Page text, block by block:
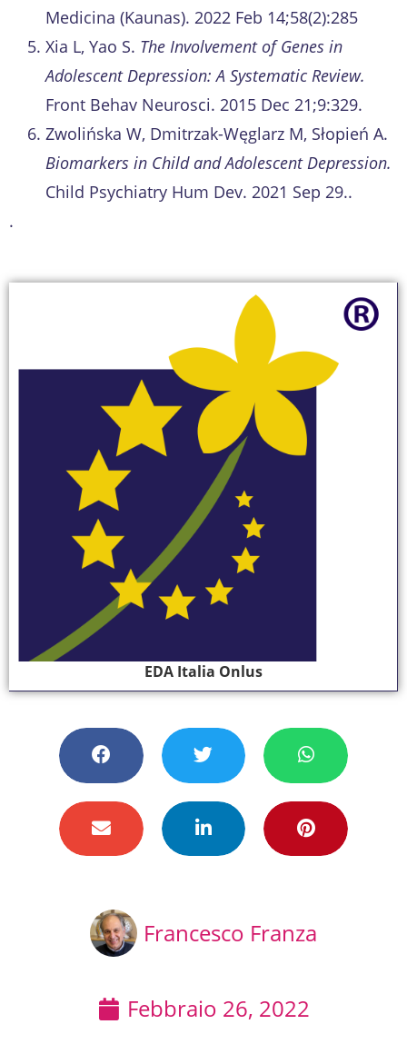
Medicina (Kaunas). 2022 Feb 14;58(2):285
Xia L, Yao S. The Involvement of Genes in
Adolescent Depression: A Systematic Review.
Front Behav Neurosci. 2015 Dec 21;9:329.
Zwolińska W, Dmitrzak-Węglarz M, Słopień A.
Biomarkers in Child and Adolescent Depression.
Child Psychiatry Hum Dev. 2021 Sep 29..
.
EDA Italia Onlus
Francesco Franza
Febbraio 26, 2022